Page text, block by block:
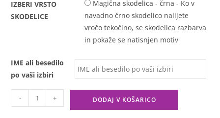
IZBERI VRSTO
SKODELICE
Magična skodelica - črna - Ko v
navadno črno skodelico nalijete
vročo tekočino, se skodelica razbarva
in pokaže se natisnjen motiv
IME ali besedilo
po vaši izbiri
- + DODAJ V KOŠARICO